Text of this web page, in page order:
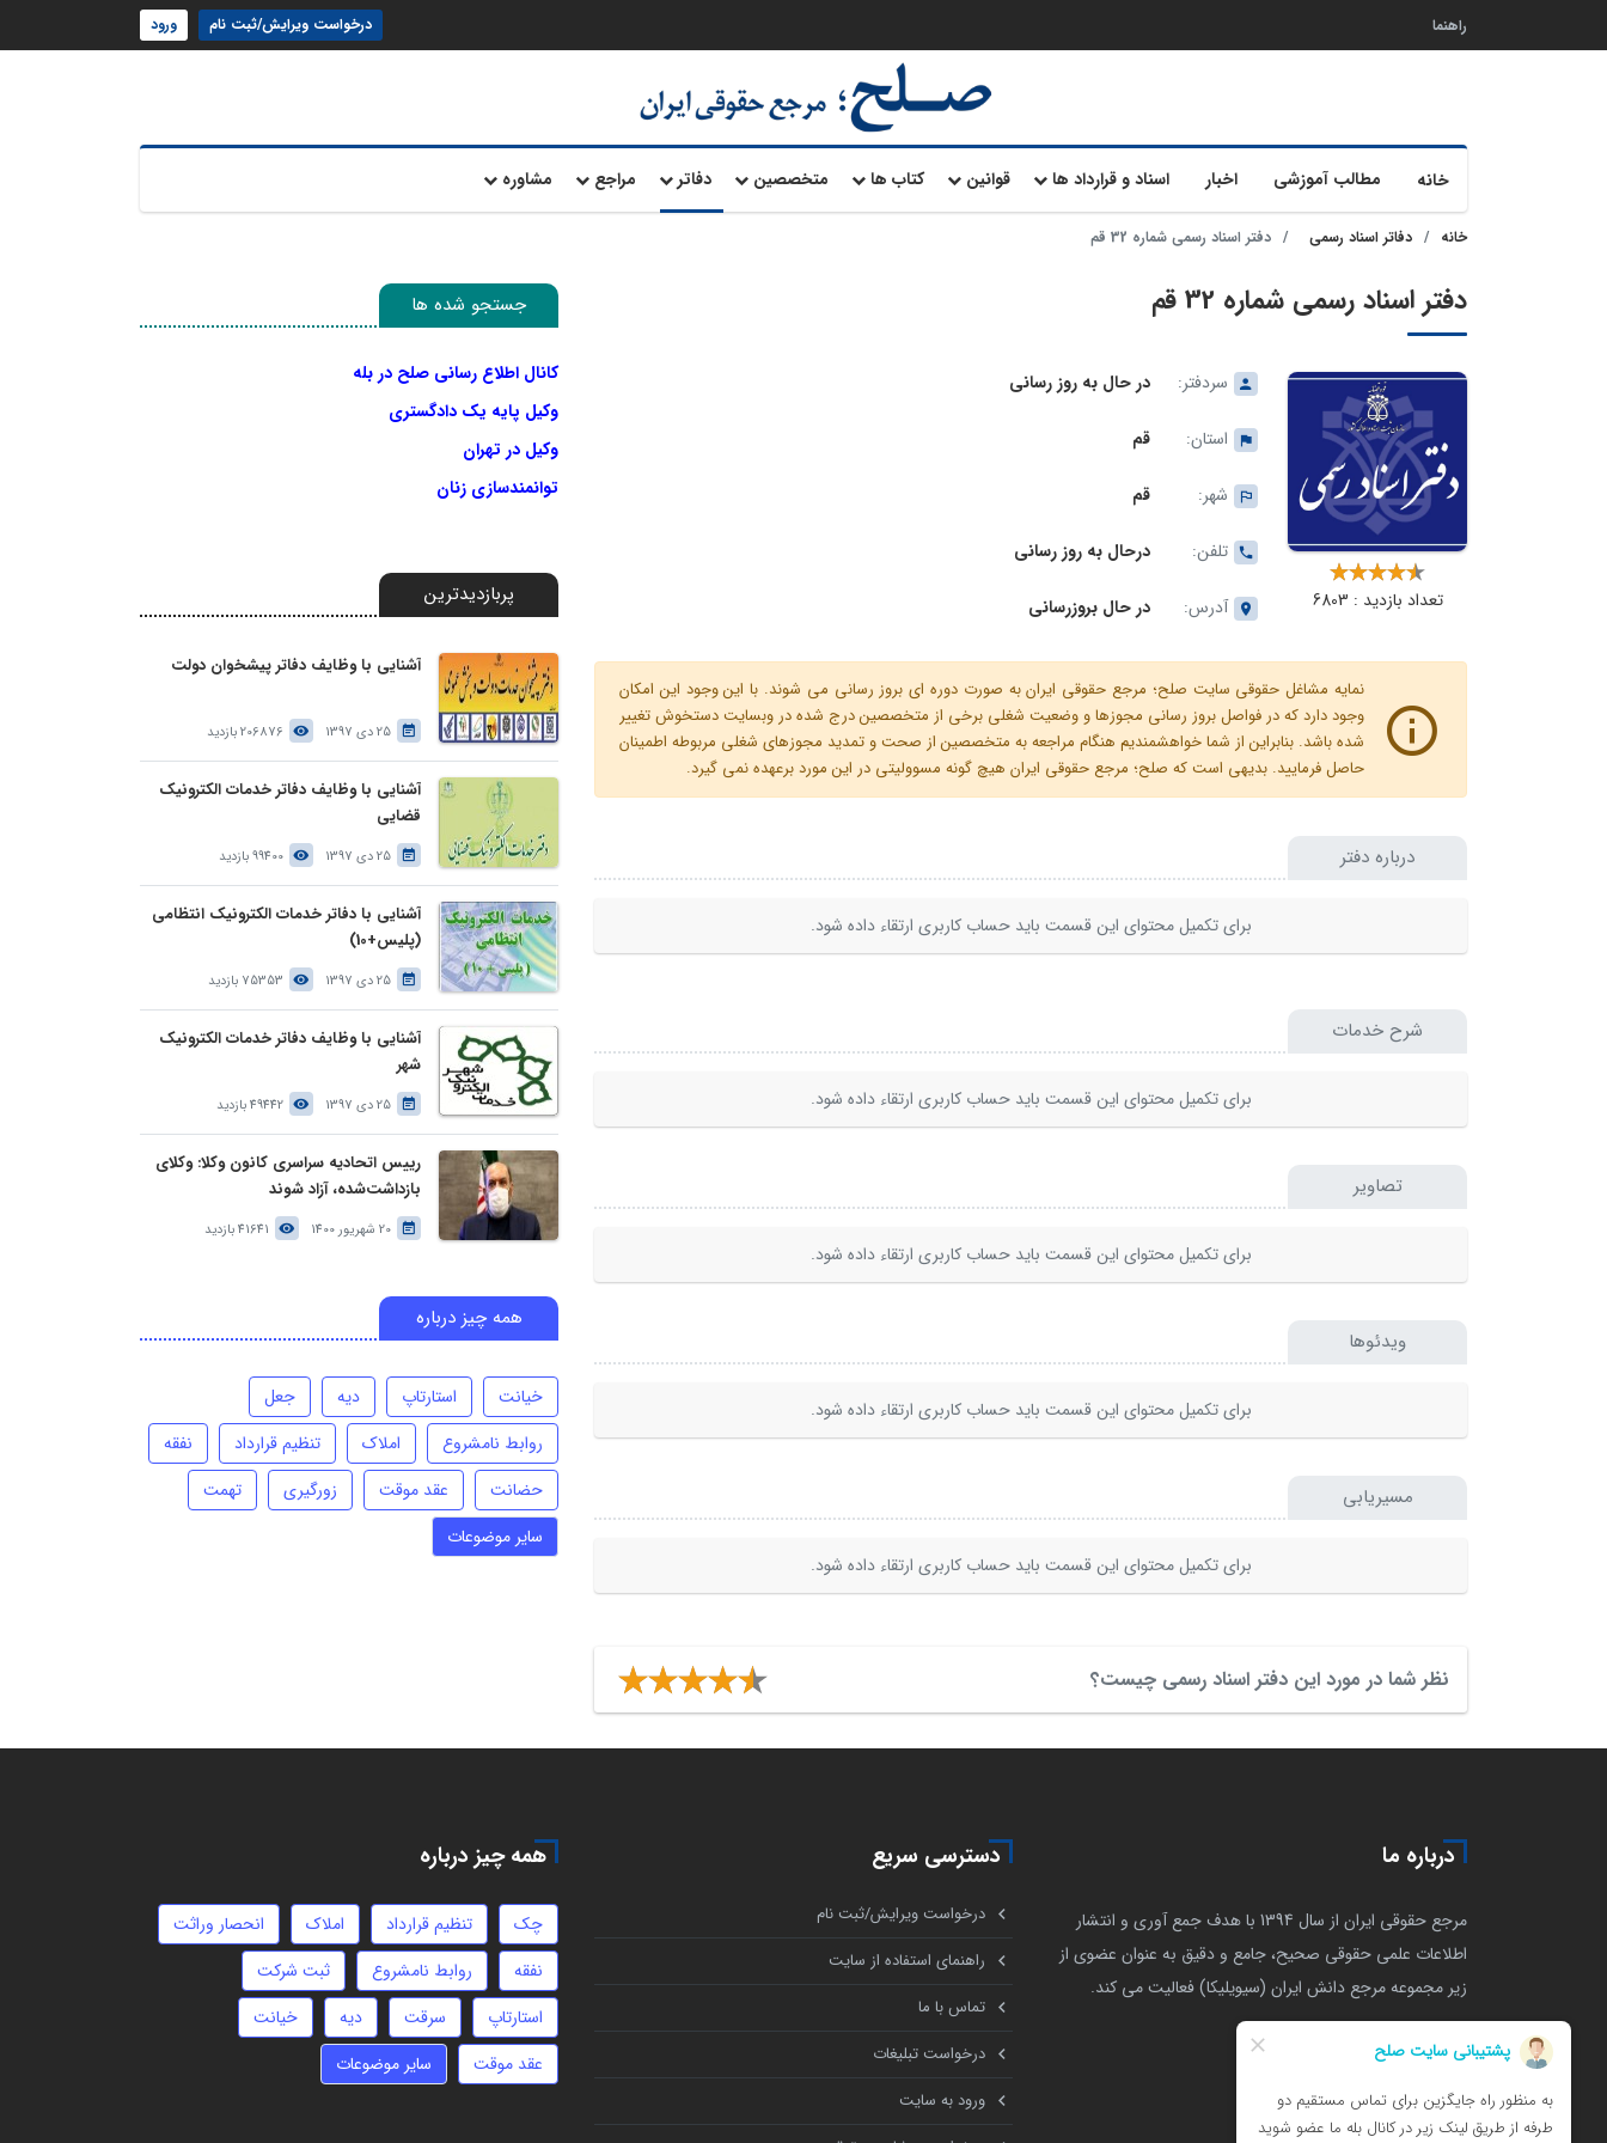
راهنما درخواست ویرایش/ثبت نام ورود
خانه مطالب آموزشی اخبار اسناد و قرارداد ها قوانین کتاب ها متخصصین دفاتر مراجع مشاوره
خانه دفاتر اسناد رسمی دفتر اسناد رسمی شماره 32 قم
دفتر اسناد رسمی شماره 32 قم
تعداد بازدید : 6803
سردفتر: در حال به روز رسانی
استان: قم
شهر: قم
تلفن: درحال به روز رسانی
آدرس: در حال بروزرسانی
نمایه مشاغل حقوقی سایت صلح؛ مرجع حقوقی ایران به صورت دوره ای بروز رسانی می شوند. با این وجود این امکان
وجود دارد که در فواصل بروز رسانی مجوزها و وضعیت شغلی برخی از متخصصین درج شده در وبسایت دستخوش تغییر
شده باشد. بنابراین از شما خواهشمندیم هنگام مراجعه به متخصصین از صحت و تمدید مجوزهای شغلی مربوطه اطمینان
حاصل فرمایید. بدیهی است که صلح؛ مرجع حقوقی ایران هیچ گونه مسوولیتی در این مورد برعهده نمی گیرد.
درباره دفتر
برای تکمیل محتوای این قسمت باید حساب کاربری ارتقاء داده شود.
شرح خدمات
برای تکمیل محتوای این قسمت باید حساب کاربری ارتقاء داده شود.
تصاویر
برای تکمیل محتوای این قسمت باید حساب کاربری ارتقاء داده شود.
ویدئوها
برای تکمیل محتوای این قسمت باید حساب کاربری ارتقاء داده شود.
مسیریابی
برای تکمیل محتوای این قسمت باید حساب کاربری ارتقاء داده شود.
نظر شما در مورد این دفتر اسناد رسمی چیست؟
جستجو شده ها
کانال اطلاع رسانی صلح در بله
وکیل پایه یک دادگستری
وکیل در تهران
توانمندسازی زنان
پربازدیدترین
آشنایی با وظایف دفاتر پیشخوان دولت
25 دی 1397 206876 بازدید
آشنایی با وظایف دفاتر خدمات الکترونیک
قضایی
25 دی 1397 99400 بازدید
آشنایی با دفاتر خدمات الکترونیک انتظامی
(پلیس+10)
25 دی 1397 75353 بازدید
آشنایی با وظایف دفاتر خدمات الکترونیک
شهر
25 دی 1397 49442 بازدید
رییس اتحادیه سراسری کانون وکلا: وکلای
بازداشت‌شده، آزاد شوند
20 شهریور 1400 41641 بازدید
همه چیز درباره
خیانت استارتاپ دیه
جعل
روابط نامشروع
املاک تنظیم قرارداد
نفقه
حضانت
عقد موقت زورگیری
تهمت
سایر موضوعات
درباره ما
مرجع حقوقی ایران از سال 1394 با هدف جمع آوری و انتشار
اطلاعات علمی حقوقی صحیح، جامع و دقیق به عنوان عضوی از
زیر مجموعه مرجع دانش ایران (سیویلیکا) فعالیت می کند.
دسترسی سریع
درخواست ویرایش/ثبت نام
راهنمای استفاده از سایت
تماس با ما
درخواست تبلیغات
ورود به سایت
همه چیز درباره
چک تنظیم قرارداد املاک
انحصار وراثت
نفقه
روابط نامشروع
ثبت شرکت
استارتاپ
سرقت دیه
خیانت
عقد موقت
سایر موضوعات